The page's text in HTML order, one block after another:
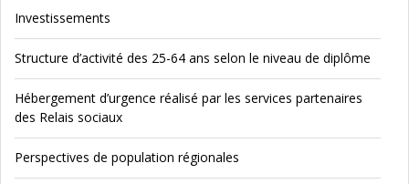
Investissements
Structure d’activité des 25-64 ans selon le niveau de diplôme
Hébergement d’urgence réalisé par les services partenaires
des Relais sociaux
Perspectives de population régionales